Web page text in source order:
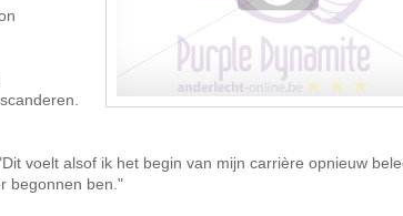
voelt alsof ik het begin van mijn carrière opnieuw
begonnen ben."